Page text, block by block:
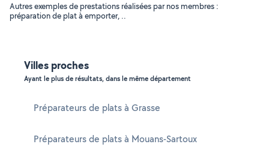
Autres exemples de prestations réalisées par nos membres :
préparation de plat à emporter, ..
Villes proches
Ayant le plus de résultats, dans le même département
Préparateurs de plats à Grasse
Préparateurs de plats à Mouans-Sartoux